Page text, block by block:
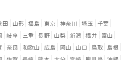
田 山形 福島 東京 神奈川 埼玉
千葉
岐阜 三重 長野 山梨 新潟 福井
富山
奈良 和歌山 広島 岡山 山口 鳥取
島根